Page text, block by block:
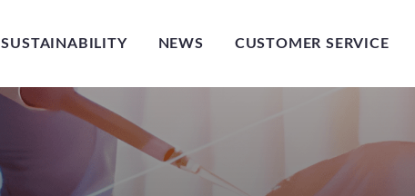
SUSTAINABILITY NEWS CUSTOMER SERVICE